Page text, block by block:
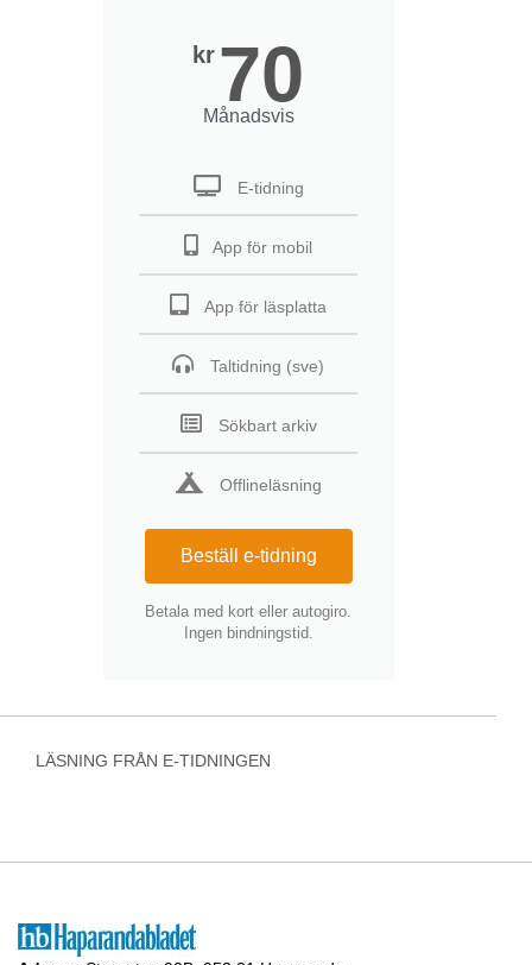
kr 70
Månadsvis
E-tidning
App för mobil
App för läsplatta
Taltidning (sve)
Sökbart arkiv
Offlineläsning
Beställ e-tidning
Betala med kort eller autogiro.
Ingen bindningstid.
LÄSNING FRÅN E-TIDNINGEN